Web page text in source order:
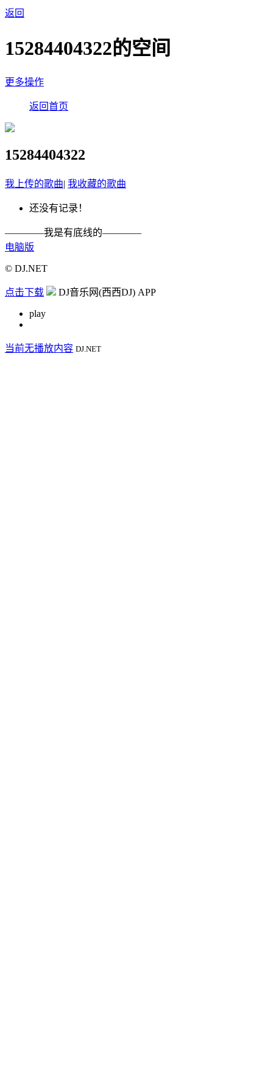
返回
15284404322的空间
更多操作
返回首页
15284404322
我上传的歌曲| 我收藏的歌曲
还没有记录！
————我是有底线的————
电脑版
© DJ.NET
点击下载 DJ音乐网(西西DJ) APP
play
当前无播放内容 DJ.NET